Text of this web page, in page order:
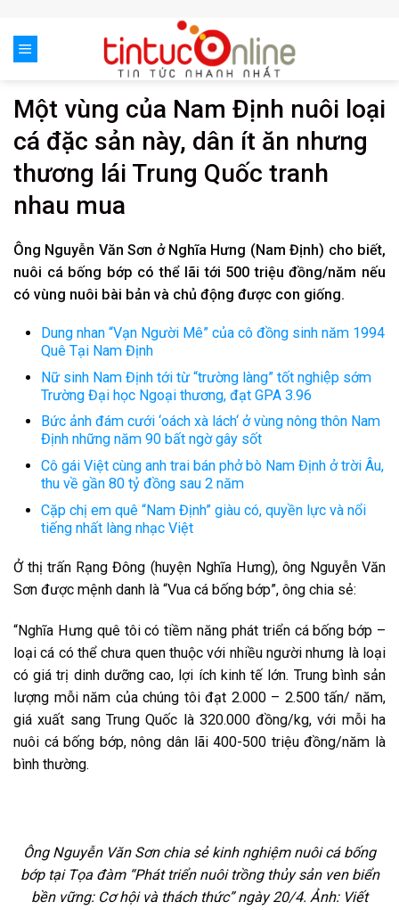
content
Một vùng của Nam Định nuôi loại
cá đặc sản này, dân ít ăn nhưng
thương lái Trung Quốc tranh
nhau mua
Ông Nguyễn Văn Sơn ở Nghĩa Hưng (Nam Định) cho biết,
nuôi cá bống bớp có thể lãi tới 500 triệu đồng/năm nếu
có vùng nuôi bài bản và chủ động được con giống.
Dung nhan “Vạn Người Mê” của cô đồng sinh năm 1994
Quê Tại Nam Định
Nữ sinh Nam Định tới từ “trường làng” tốt nghiệp sớm
Trường Đại học Ngoại thương, đạt GPA 3.96
Bức ảnh đám cưới ‘oách xà lách‘ ở vùng nông thôn Nam
Định những năm 90 bất ngờ gây sốt
Cô gái Việt cùng anh trai bán phở bò Nam Định ở trời Âu,
thu về gần 80 tỷ đồng sau 2 năm
Cặp chị em quê “Nam Định” giàu có, quyền lực và nổi
tiếng nhất làng nhạc Việt
Ở thị trấn Rạng Đông (huyện Nghĩa Hưng), ông Nguyễn Văn
Sơn được mệnh danh là “Vua cá bống bớp”, ông chia sẻ:
“Nghĩa Hưng quê tôi có tiềm năng phát triển cá bống bớp –
loại cá có thể chưa quen thuộc với nhiều người nhưng là loại
có giá trị dinh dưỡng cao, lợi ích kinh tế lớn. Trung bình sản
lượng mỗi năm của chúng tôi đạt 2.000 – 2.500 tấn/ năm,
giá xuất sang Trung Quốc là 320.000 đồng/kg, với mỗi ha
nuôi cá bống bớp, nông dân lãi 400-500 triệu đồng/năm là
bình thường.
Ông Nguyễn Văn Sơn chia sẻ kinh nghiệm nuôi cá bống
bớp tại Tọa đàm “Phát triển nuôi trồng thủy sản ven biển
bền vững: Cơ hội và thách thức” ngày 20/4. Ảnh: Viết